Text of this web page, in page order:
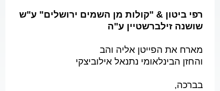
רפי ביטון & "קולות מן השמים ירושלים" ע"ש
שושנה זילברשטיין ע"ה
מארח את הפייטן אליה והב
והחזן הבינלאומי נתנאל אילוביצקי
בברכה,